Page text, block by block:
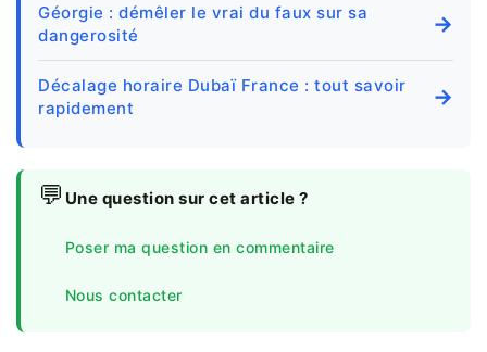
Géorgie : démêler le vrai du faux sur sa
dangerosité
→
Décalage horaire Dubaï France : tout savoir
rapidement
→
💬 Une question sur cet article ?
Poser ma question en commentaire
Nous contacter